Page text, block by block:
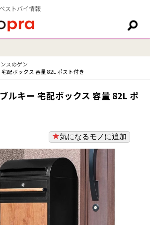
ストバイ情報
スのゲン
配ボックス 容量 82L ポスト付き
ルキー 宅配ボックス 容量 82L ポ
気になるモノに追加